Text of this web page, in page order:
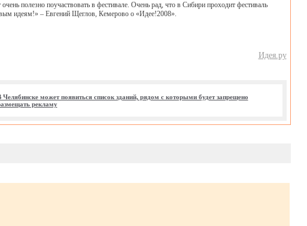
полезно поучаствовать в фестивале. Очень рад, что в Сибири проходит фестиваль
идеям!» – Евгений Щеглов, Кемерово о «Идее!2008».
Идея.ру
Челябинске может появиться список зданий, рядом с которыми будет запрещено
рекламу